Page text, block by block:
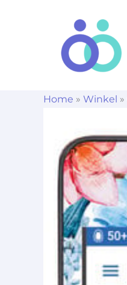
Home » Winkel »